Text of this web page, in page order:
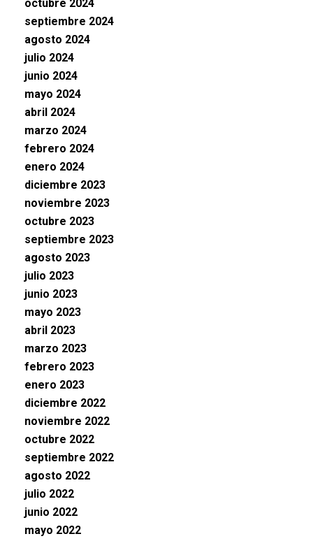
octubre 2024
septiembre 2024
agosto 2024
julio 2024
junio 2024
mayo 2024
abril 2024
marzo 2024
febrero 2024
enero 2024
diciembre 2023
noviembre 2023
octubre 2023
septiembre 2023
agosto 2023
julio 2023
junio 2023
mayo 2023
abril 2023
marzo 2023
febrero 2023
enero 2023
diciembre 2022
noviembre 2022
octubre 2022
septiembre 2022
agosto 2022
julio 2022
junio 2022
mayo 2022